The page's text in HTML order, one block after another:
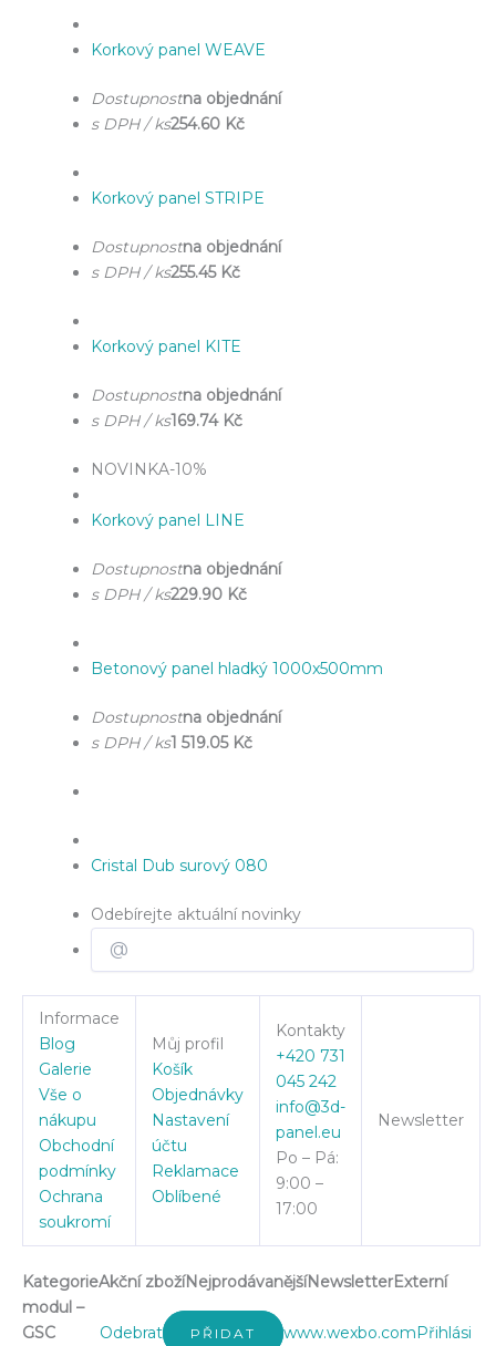
Korkový panel WEAVE
Dostupnostna objednání
s DPH / ks254.60 Kč
Korkový panel STRIPE
Dostupnostna objednání
s DPH / ks255.45 Kč
Korkový panel KITE
Dostupnostna objednání
s DPH / ks169.74 Kč
NOVINKA-10%
Korkový panel LINE
Dostupnostna objednání
s DPH / ks229.90 Kč
Betonový panel hladký 1000x500mm
Dostupnostna objednání
s DPH / ks1 519.05 Kč
Cristal Dub surový 080
Odebírejte aktuální novinky
Informace
Blog
Galerie
Vše o
nákupu
Obchodní
podmínky
Ochrana
soukromí
Můj profil
Košík
Objednávky
Nastavení
účtu
Reklamace
Oblíbené
Kontakty
+420 731
045 242
info@3d-
panel.eu
Po – Pá:
9:00 –
17:00
Newsletter
KategorieAkční zbožíNejprodávanějšíNewsletterExterní
modul –
GSC
Odebrat PŘIDAT www.wexbo.comPřihlási